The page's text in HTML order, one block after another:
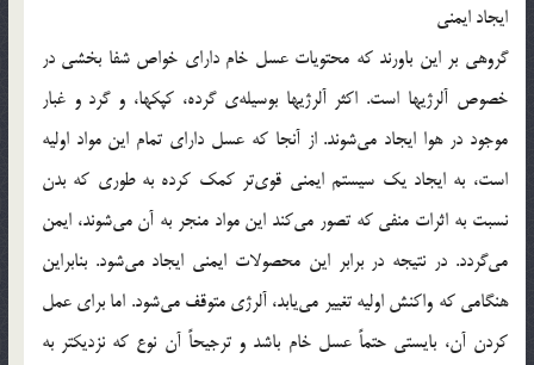
ایجاد ایمنی
گروهی بر این باورند که محتویات عسل خام دارای خواص شفا بخشی در
خصوص آلرژیها است. اکثر آلرژیها بوسیله‌ی گرده، کپکها، و گرد و غبار
موجود در هوا ایجاد می‌شوند. از آنجا که عسل دارای تمام این مواد اولیه
است، به ایجاد یک سیستم ایمنی قوی‌تر کمک کرده به طوری که بدن
نسبت به اثرات منفی که تصور می‌کند این مواد منجر به آن می‌شوند، ایمن
می‌گردد. در نتیجه در برابر این محصولات ایمنی ایجاد می‌شود. بنابراین
هنگامی که واکنش اولیه تغییر می‌یابد، آلرژی متوقف می‌شود. اما برای عمل
کردن آن، بایستی حتماً عسل خام باشد و ترجیحاً آن نوع که نزدیکتر به